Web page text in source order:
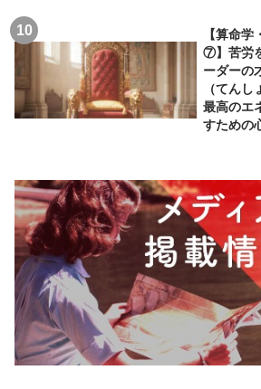
【算命学
⑦】苦労
ーダーの
（てん
最高のエ
すための